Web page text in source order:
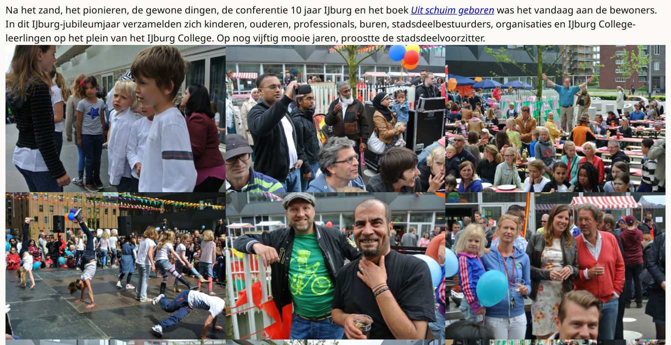
Na het zand, het pionieren, de gewone dingen, de conferentie 10 jaar IJburg en het boek Uit schuim geboren was het vandaag aan de bewoners.
In dit IJburg-jubileumjaar verzamelden zich kinderen, ouderen, professionals, buren, stadsdeelbestuurders, organisaties en IJburg College-
leerlingen op het plein van het IJburg College. Op nog vijftig mooie jaren, proostte de stadsdeelvoorzitter.